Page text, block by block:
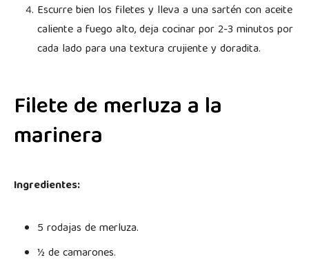
Escurre bien los filetes y lleva a una sartén con aceite
caliente a fuego alto, deja cocinar por 2-3 minutos por
cada lado para una textura crujiente y doradita.
Filete de merluza a la
marinera
Ingredientes:
5 rodajas de merluza.
½ de camarones.